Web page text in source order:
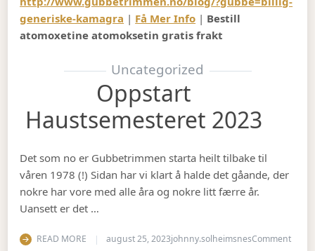
generiske-kamagra | Få Mer Info | Bestill
atomoxetine atomoksetin gratis frakt
Uncategorized
Oppstart
Haustsemesteret 2023
Det som no er Gubbetrimmen starta heilt tilbake til
våren 1978 (!) Sidan har vi klart å halde det gåande, der
nokre har vore med alle åra og nokre litt færre år.
Uansett er det …
READ MORE august 25, 2023johnny.solheimsnesCommenton